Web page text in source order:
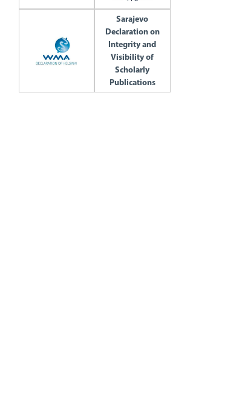
Sarajevo
Declaration on
Integrity and
Visibility of
Scholarly
Publications